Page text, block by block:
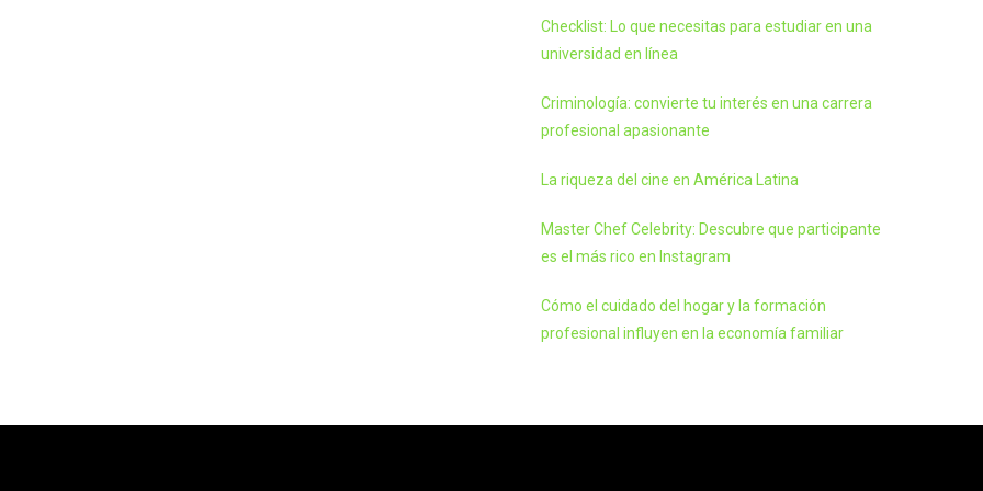
Checklist: Lo que necesitas para estudiar en una
universidad en línea
Criminología: convierte tu interés en una carrera
profesional apasionante
La riqueza del cine en América Latina
Master Chef Celebrity: Descubre que participante
es el más rico en Instagram
Cómo el cuidado del hogar y la formación
profesional influyen en la economía familiar